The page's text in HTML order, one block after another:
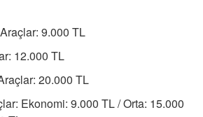
9.000 TL
12.000 TL
20.000 TL
Ekonomi: 9.000 TL / Orta: 15.000